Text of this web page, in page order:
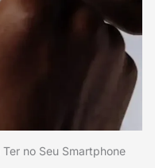
no Seu Smartphone